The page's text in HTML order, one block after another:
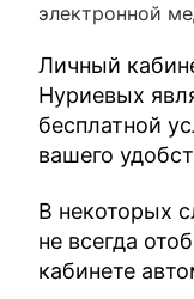
электронной
Личный
Нуриевых
бесплатной
вашего
В некоторых
не всегда
кабинете